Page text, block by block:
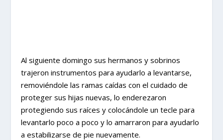
Al siguiente domingo sus hermanos y sobrinos
trajeron instrumentos para ayudarlo a levantarse,
removiéndole las ramas caídas con el cuidado de
proteger sus hijas nuevas, lo enderezaron
protegiendo sus raíces y colocándole un tecle para
levantarlo poco a poco y lo amarraron para ayudarlo
a estabilizarse de pie nuevamente.